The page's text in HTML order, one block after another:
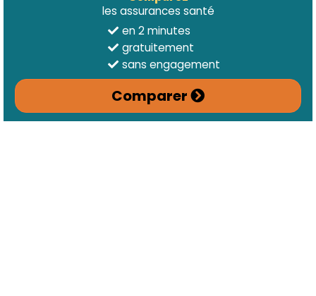
les assurances santé
en 2 minutes
gratuitement
sans engagement
Comparer